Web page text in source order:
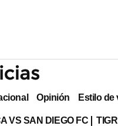
Opinión Estilo de
VS SAN DIEGO FC